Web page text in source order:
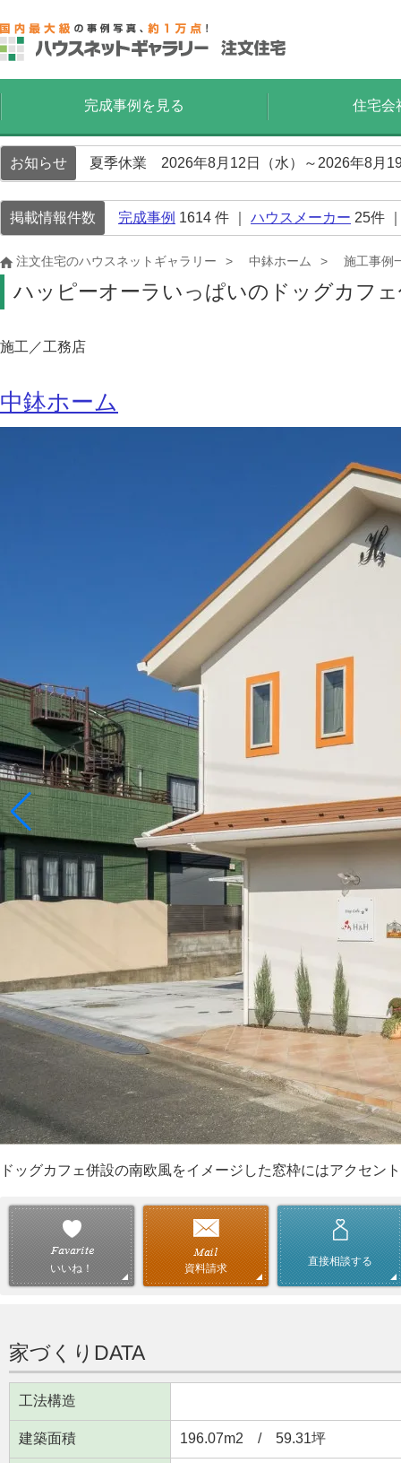
完成事例を見る 住宅会
お知らせ 夏季休業 2026年8月12日（水）～2026年8月
掲載情報件数 完成事例 1614 件 ｜ ハウスメーカー 25件
注文住宅のハウスネットギャラリー 中鉢ホーム 施工事例
ハッピーオーラいっぱいのドッグカフ
施工／工務店
中鉢ホーム
ドッグカフェ併設の南欧風をイメージした窓枠にはアクセン
いいね！ 資料請求
直接相談する
家づくりDATA
工法構造
建築面積 196.07m2 / 59.31坪